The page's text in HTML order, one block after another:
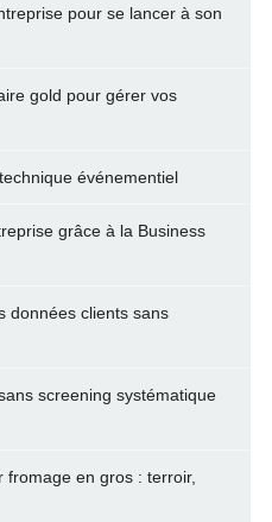
pour se lancer à son
gold pour gérer vos
événementiel
grâce à la Business
données clients sans
screening systématique
en gros : terroir,